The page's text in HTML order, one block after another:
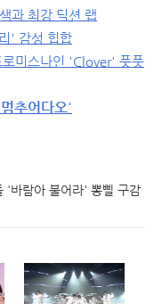
과 최강 딕션 랩
' 감성 힙합
미스나인 'Clover' 풋풋
추어다오 '
'바람아 불어라' 뽕삘 구감